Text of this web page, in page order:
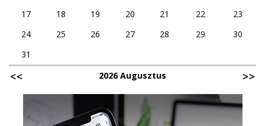
17
18 19 20 21 22
23
24
25 26 27 28 29
30
31
2026 Augusztus